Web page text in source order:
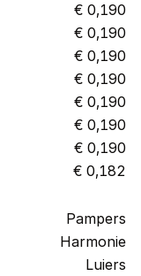
€ 0,190
€ 0,190
€ 0,190
€ 0,190
€ 0,190
€ 0,190
€ 0,190
€ 0,182
Pampers
Harmonie
Luiers